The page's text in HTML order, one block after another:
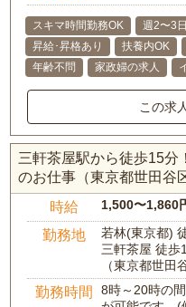
スキマ時間勤務OK 週2〜3
昇給･昇格あり
扶養内OK
年齢不問
家政婦の求人
この求
三軒茶屋駅から徒歩15分
のお仕事（東京都世田谷
時給 1,500〜1,860
勤務地
若林(東京都)
三軒茶屋 徒歩
（東京都世田
勤務時間
8時～20時の